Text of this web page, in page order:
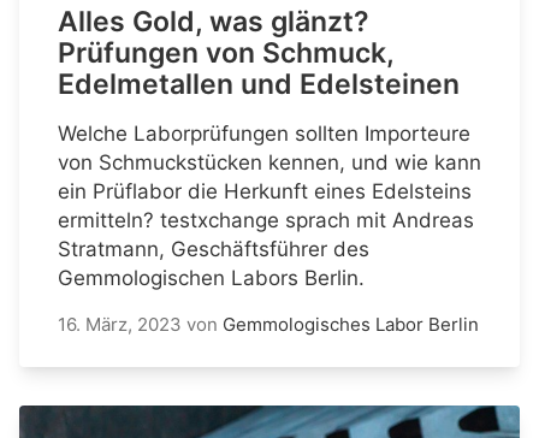
Alles Gold, was glänzt?
Prüfungen von Schmuck,
Edelmetallen und Edelsteinen
Welche Laborprüfungen sollten Importeure
von Schmuckstücken kennen, und wie kann
ein Prüflabor die Herkunft eines Edelsteins
ermitteln? testxchange sprach mit Andreas
Stratmann, Geschäftsführer des
Gemmologischen Labors Berlin.
16. März, 2023 von Gemmologisches Labor Berlin